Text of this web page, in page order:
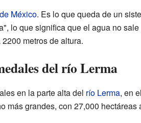
México. Es lo que queda de un
lo que significa que el agua no
metros de altura.
del río Lerma
en la parte alta del río Lerma, en el
más grandes, con 27,000